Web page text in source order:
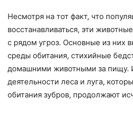
Несмотря на тот факт, что
восстанавливаться, эти
с рядом угроз. Основные из них
среды обитания, стихийные
домашними животными за пищу.
деятельности леса и луга,
обитания зубров, продолжают